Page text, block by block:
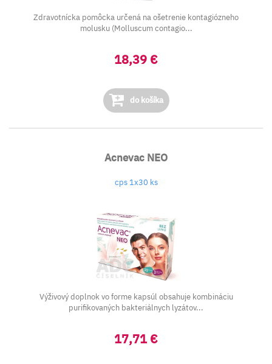
Zdravotnícka pomôcka určená na ošetrenie kontagiózneho
molusku (Molluscum contagio...
18,39 €
do košíka
Acnevac NEO
cps 1x30 ks
Výživový doplnok vo forme kapsúl obsahuje kombináciu
purifikovaných bakteriálnych lyzátov...
17,71 €